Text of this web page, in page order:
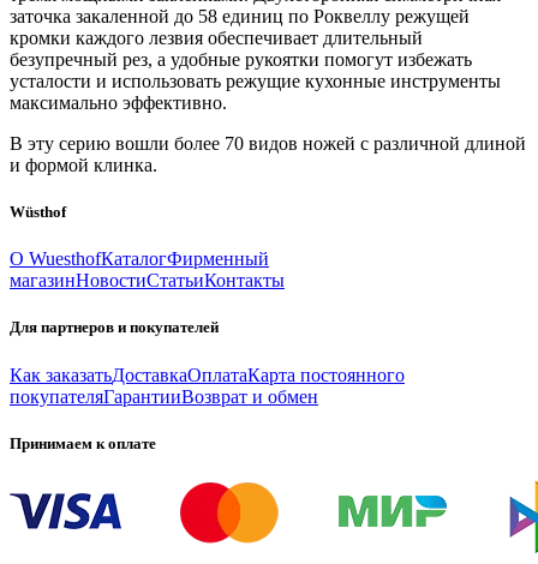
заточка закаленной до 58 единиц по Роквеллу режущей
кромки каждого лезвия обеспечивает длительный
безупречный рез, а удобные рукоятки помогут избежать
усталости и использовать режущие кухонные инструменты
максимально эффективно.
В эту серию вошли более 70 видов ножей с различной длиной
и формой клинка.
Wüsthof
О WuesthofКаталогФирменный
магазинНовостиСтатьиКонтакты
Для партнеров и покупателей
Как заказатьДоставкаОплатаКарта постоянного
покупателяГарантииВозврат и обмен
Принимаем к оплате